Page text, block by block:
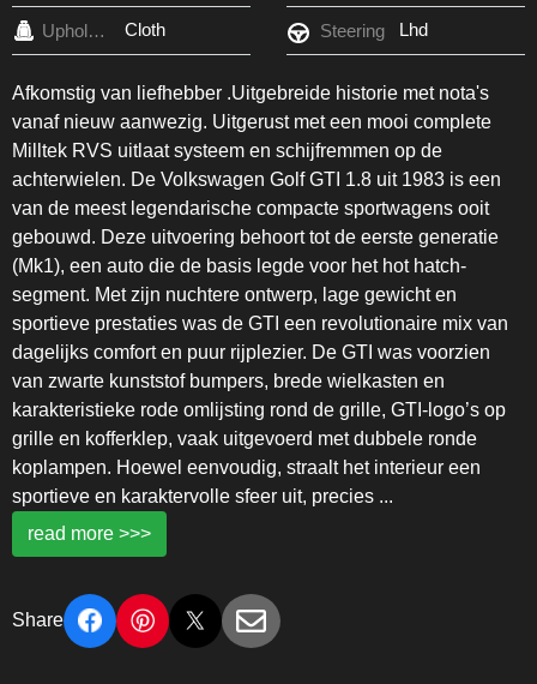
Upholstery Cloth Steering Lhd
Afkomstig van liefhebber .Uitgebreide historie met nota's
vanaf nieuw aanwezig. Uitgerust met een mooi complete
Milltek RVS uitlaat systeem en schijfremmen op de
achterwielen. De Volkswagen Golf GTI 1.8 uit 1983 is een
van de meest legendarische compacte sportwagens ooit
gebouwd. Deze uitvoering behoort tot de eerste generatie
(Mk1), een auto die de basis legde voor het hot hatch-
segment. Met zijn nuchtere ontwerp, lage gewicht en
sportieve prestaties was de GTI een revolutionaire mix van
dagelijks comfort en puur rijplezier. De GTI was voorzien
van zwarte kunststof bumpers, brede wielkasten en
karakteristieke rode omlijsting rond de grille, GTI-logo’s op
grille en kofferklep, vaak uitgevoerd met dubbele ronde
koplampen. Hoewel eenvoudig, straalt het interieur een
sportieve en karaktervolle sfeer uit, precies ...
read more >>>
Share